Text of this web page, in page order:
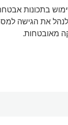
בתכונות
ולנהל את הגישה
מאובטחות.